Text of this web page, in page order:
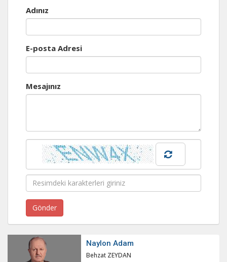
Adınız
E-posta Adresi
Mesajınız
Naylon Adam
Behzat ZEYDAN